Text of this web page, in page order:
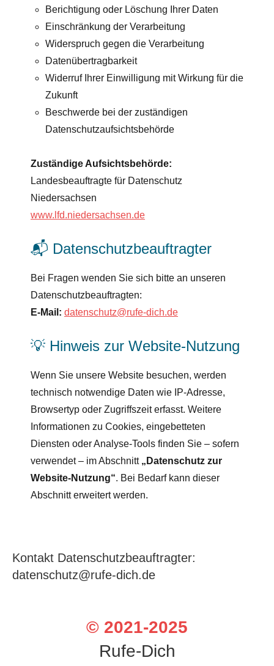
Berichtigung oder Löschung Ihrer Daten
Einschränkung der Verarbeitung
Widerspruch gegen die Verarbeitung
Datenübertragbarkeit
Widerruf Ihrer Einwilligung mit Wirkung für die
Zukunft
Beschwerde bei der zuständigen
Datenschutzaufsichtsbehörde
Zuständige Aufsichtsbehörde:
Landesbeauftragte für Datenschutz
Niedersachsen
www.lfd.niedersachsen.de
📬 Datenschutzbeauftragter
Bei Fragen wenden Sie sich bitte an unseren
Datenschutzbeauftragten:
E-Mail: datenschutz@rufe-dich.de
💡 Hinweis zur Website-Nutzung
Wenn Sie unsere Website besuchen, werden
technisch notwendige Daten wie IP-Adresse,
Browsertyp oder Zugriffszeit erfasst. Weitere
Informationen zu Cookies, eingebetteten
Diensten oder Analyse-Tools finden Sie – sofern
verwendet – im Abschnitt „Datenschutz zur
Website-Nutzung“. Bei Bedarf kann dieser
Abschnitt erweitert werden.
Kontakt Datenschutzbeauftragter:
datenschutz@rufe-dich.de
© 2021-2025
Rufe-Dich